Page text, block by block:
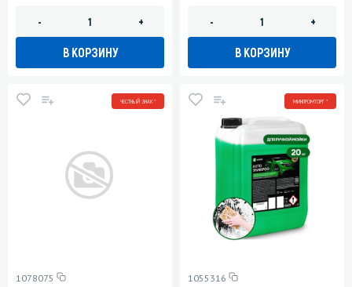
- +
В КОРЗИНУ
- +
В КОРЗИНУ
ЧЕСТНЫЙ ЗНАК *
1078075
МИНПРОМТОРГ *
1055316